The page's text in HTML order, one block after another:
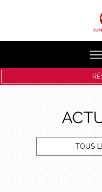
TOUS